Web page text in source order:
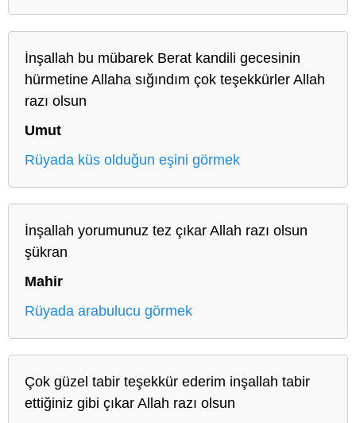
İnşallah bu mübarek Berat kandili gecesinin
hürmetine Allaha sığındım çok teşekkürler Allah
razı olsun
Umut
Rüyada küs olduğun eşini görmek
İnşallah yorumunuz tez çıkar Allah razı olsun
şükran
Mahir
Rüyada arabulucu görmek
Çok güzel tabir teşekkür ederim inşallah tabir
ettiğiniz gibi çıkar Allah razı olsun